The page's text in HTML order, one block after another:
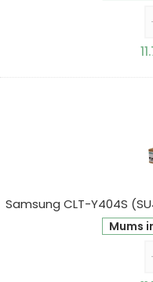
Samsung CLT-Y404S
Mums